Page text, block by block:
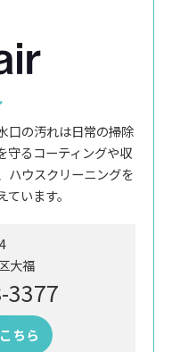
口の汚れは日常の掃除
守るコーティングや収
ハウスクリーニングを
います。
大福
3377
ちら